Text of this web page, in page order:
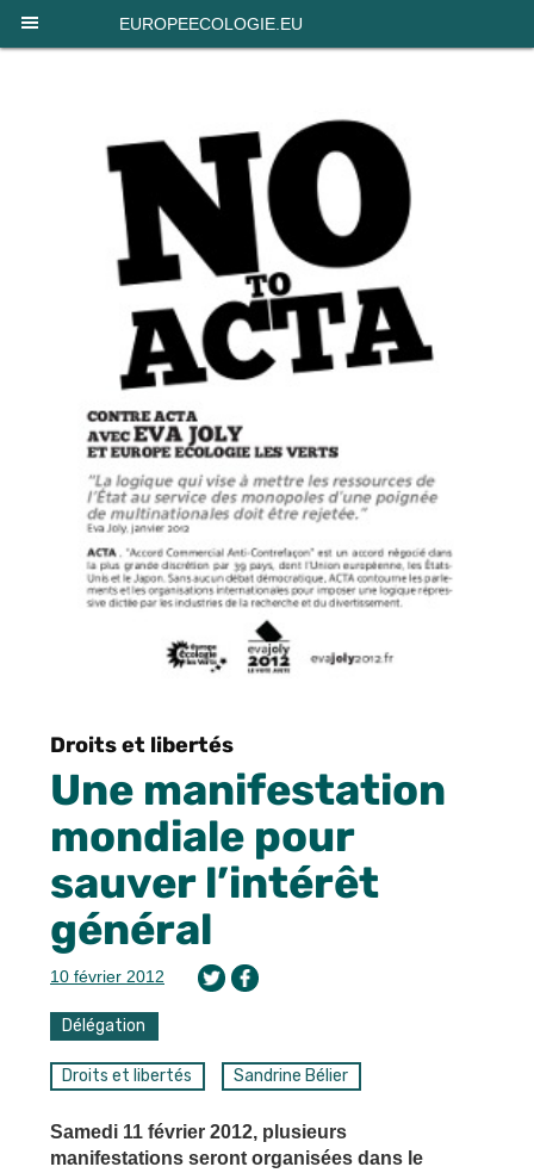
EUROPEECOLOGIE.EU
Droits et libertés
Une manifestation
mondiale pour
sauver l’intérêt
général
10 février 2012
Délégation
Droits et libertés Sandrine Bélier
Samedi 11 février 2012, plusieurs
manifestations seront organisées dans le